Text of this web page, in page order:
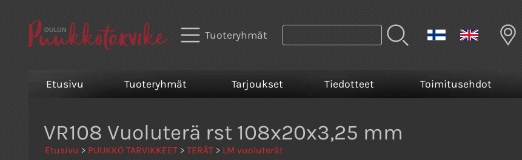
Tuoteryhmät
Etusivu Tuoteryhmät Tarjoukset Tiedotteet Toimitusehdot
VR108 Vuoluterä rst 108x20x3,25 mm
Etusivu > PUUKKO TARVIKKEET > TERÄT > LM vuoluterät